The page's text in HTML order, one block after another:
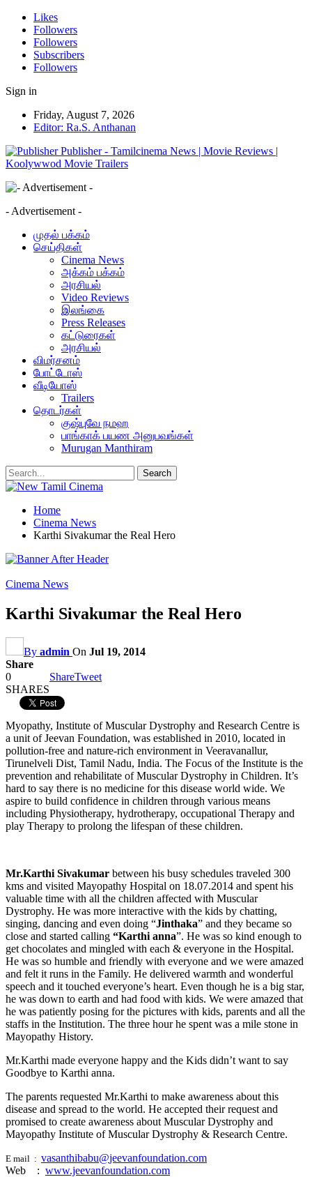
Likes
Followers
Followers
Subscribers
Followers
Sign in
Friday, August 7, 2026
Editor: Ra.S. Anthanan
Publisher - Tamilcinema News | Movie Reviews |
Koolywwod Movie Trailers
- Advertisement -
முதல் பக்கம்
செய்திகள்
Cinema News
அக்கம் பக்கம்
அரசியல்
Video Reviews
இலங்கை
Press Releases
கட்டுரைகள்
அரசியல்
விமர்சனம்
போட்டோஸ்
வீடியோஸ்
Trailers
தொடர்கள்
குஷ்புவே நமஹ
பாங்காக் பயண அனுபவங்கள்
Murugan Manthiram
Home
Cinema News
Karthi Sivakumar the Real Hero
Cinema News
Karthi Sivakumar the Real Hero
By admin On Jul 19, 2014
Share
0
SHARES
ShareTweet
Myopathy, Institute of Muscular Dystrophy and Research Centre is
a unit of Jeevan Foundation, was established in 2010, located in
pollution-free and nature-rich environment in Veeravanallur,
Tirunelveli Dist, Tamil Nadu, India. The Focus of the Institute is the
prevention and rehabilitate of Muscular Dystrophy in Children. It’s
hard to say there is no medicine for this disease world wide. We
aspire to build confidence in children through various means
including Physiotherapy, hydrotherapy, occupational Therapy and
play Therapy to prolong the lifespan of these children.
Mr.Karthi Sivakumar between his busy schedules traveled 300
kms and visited Mayopathy Hospital on 18.07.2014 and spent his
valuable time with all the children affected with Muscular
Dystrophy. He was more interactive with the kids by chatting,
singing, dancing and even doing “Jinthaka” and they became so
close and started calling “Karthi anna”. He was so kind enough to
get chocolates and mingled with each & everyone in the Hospital.
He was so humble and friendly with everyone and we were amazed
and felt it runs in the Family. He delivered warmth and wonderful
speech and it touched everyone’s heart. Even though he is a big star,
he was down to earth and had food with kids. We were amazed that
he was patiently posing for the pictures with kids, parents and all the
staffs in the Institution. The three hour he spent was a mile stone in
Mayopathy History.
Mr.Karthi made everyone happy and the Kids didn’t want to say
Goodbye to Karthi anna.
The parents requested Mr.Karthi to make awareness about this
disease and spread to the world. He accepted their request and
promised to create awareness about Muscular Dystrophy and
Mayopathy Institute of Muscular Dystrophy & Research Centre.
E mail : vasanthibabu@jeevanfoundation.com
Web : www.jeevanfoundation.com